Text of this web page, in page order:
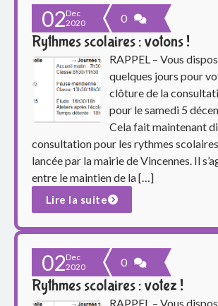
02Dec
2020
0
Rythmes scolaires : votons !
RAPPEL – Vous
quelques jours pour
clôture de la
pour le samedi 5
Cela fait maintenant
consultation pour les rythmes
lancée par la mairie de Vincennes. Il
entre le maintien de la […]
Lire la suite
02Dec
2020
0
Rythmes scolaires : votez !
RAPPEL – Vous